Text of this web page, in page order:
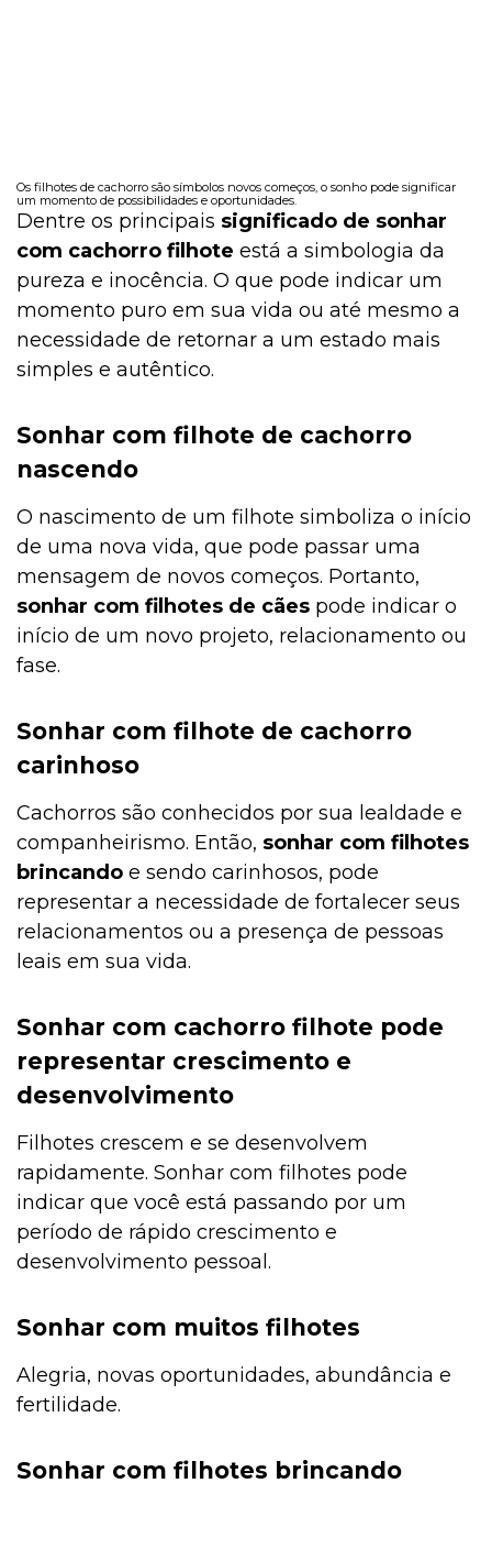
Os filhotes de cachorro são símbolos novos começos, o sonho pode significar
um momento de possibilidades e oportunidades.
Dentre os principais significado de sonhar
com cachorro filhote está a simbologia da
pureza e inocência. O que pode indicar um
momento puro em sua vida ou até mesmo a
necessidade de retornar a um estado mais
simples e autêntico.
Sonhar com filhote de cachorro
nascendo
O nascimento de um filhote simboliza o início
de uma nova vida, que pode passar uma
mensagem de novos começos. Portanto,
sonhar com filhotes de cães pode indicar o
início de um novo projeto, relacionamento ou
fase.
Sonhar com filhote de cachorro
carinhoso
Cachorros são conhecidos por sua lealdade e
companheirismo. Então, sonhar com filhotes
brincando e sendo carinhosos, pode
representar a necessidade de fortalecer seus
relacionamentos ou a presença de pessoas
leais em sua vida.
Sonhar com cachorro filhote pode
representar crescimento e
desenvolvimento
Filhotes crescem e se desenvolvem
rapidamente. Sonhar com filhotes pode
indicar que você está passando por um
período de rápido crescimento e
desenvolvimento pessoal.
Sonhar com muitos filhotes
Alegria, novas oportunidades, abundância e
fertilidade.
Sonhar com filhotes brincando